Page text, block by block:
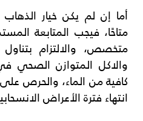
أما إن لم يكن خيار
متاحًا، فيجب المتابعة
متخصص، والالتزام
والاكل المتوازن الصحي
كافية من الماء، والحرص
انتهاء فترة الأعراض